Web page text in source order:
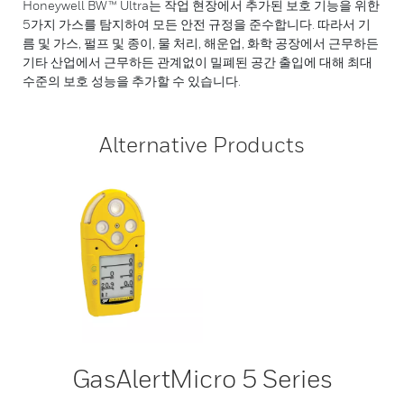
Honeywell BW™ Ultra는 작업 현장에서 추가된 보호 기능을 위한
5가지 가스를 탐지하여 모든 안전 규정을 준수합니다. 따라서 기
름 및 가스, 펄프 및 종이, 물 처리, 해운업, 화학 공장에서 근무하든
기타 산업에서 근무하든 관계없이 밀폐된 공간 출입에 대해 최대
수준의 보호 성능을 추가할 수 있습니다.
Alternative Products
GasAlertMicro 5 Series